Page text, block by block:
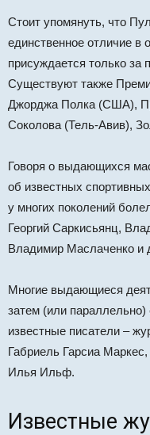
Стоит упомянуть, что
единственное отличие в
присуждается только
Существуют также
Джорджа Полка (США),
Соколова (Тель-Авив),
Говоря о выдающихся
об известных
у многих поколений
Георгий Саркисьянц,
Владимир Маслаченко и
Многие выдающиеся
затем (или
известные писатели –
Габриель Гарсиа
Илья Ильф.
Известные